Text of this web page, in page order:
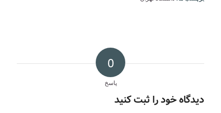
0
پاسخ
دیدگاه خود را ثبت کنید